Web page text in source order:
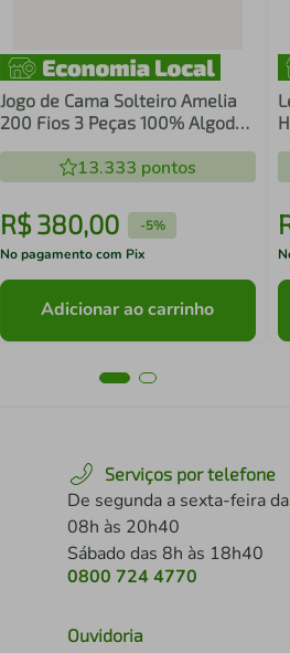
Jogo de Cama Solteiro Amelia
200 Fios 3 Peças 100% Algodão
13.333 pontos
R$380,00 -5%
No pagamento com Pix
Adicionar ao carrinho
Serviços por telefone
De segunda a sexta-feira
08h às 20h40
Sábado das 8h às 18h40
0800 724 4770
Ouvidoria